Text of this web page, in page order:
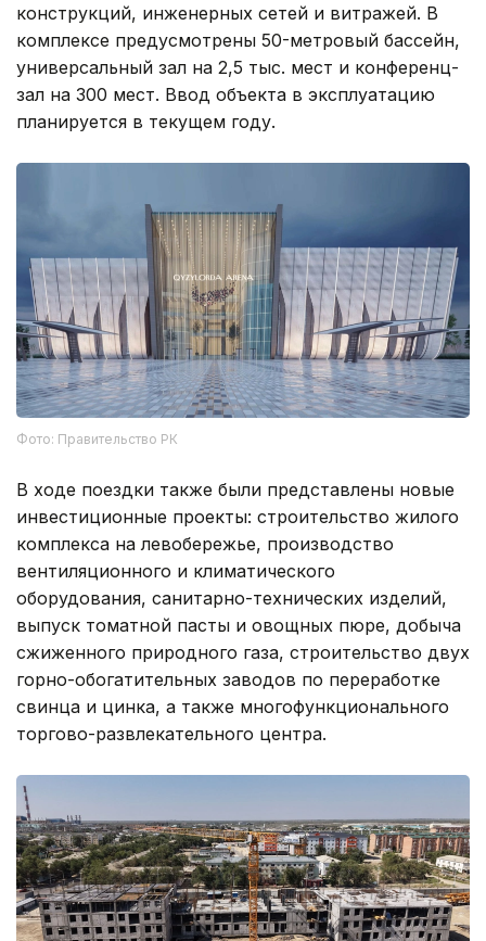
конструкций, инженерных сетей и витражей. В
комплексе предусмотрены 50-метровый бассейн,
универсальный зал на 2,5 тыс. мест и конференц-
зал на 300 мест. Ввод объекта в эксплуатацию
планируется в текущем году.
Фото: Правительство РК
В ходе поездки также были представлены новые
инвестиционные проекты: строительство жилого
комплекса на левобережье, производство
вентиляционного и климатического
оборудования, санитарно-технических изделий,
выпуск томатной пасты и овощных пюре, добыча
сжиженного природного газа, строительство двух
горно-обогатительных заводов по переработке
свинца и цинка, а также многофункционального
торгово-развлекательного центра.